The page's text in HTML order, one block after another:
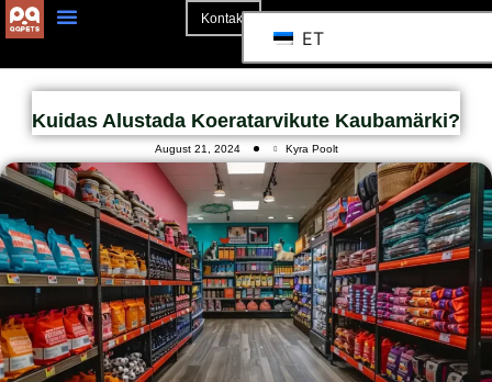
Kontakt
ET
Kuidas Alustada Koeratarvikute Kaubamärki?
August 21, 2024 Kyra Poolt